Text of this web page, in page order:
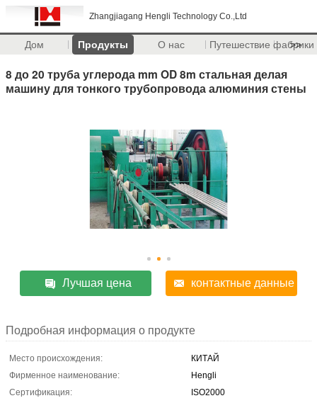
Zhangjiagang Hengli Technology Co.,Ltd
Дом Продукты О нас Путешествие фабрики
>>
8 до 20 труба углерода mm OD 8m стальная делая
машину для тонкого трубопровода алюминия стены
Лучшая цена контактные данные
Подробная информация о продукте
Место происхождения:
КИТАЙ
Фирменное наименование:
Hengli
Сертификация:
ISO2000